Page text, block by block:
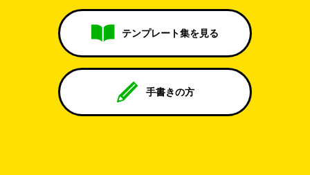
テンプレート集を見る
手書きの方